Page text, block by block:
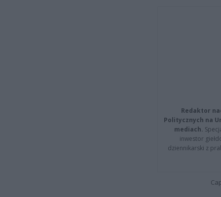
Redaktor
Politycznych na
mediach.
inwestor
dziennikarski z